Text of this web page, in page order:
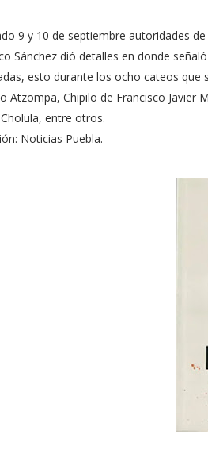
9 y 10 de septiembre autoridades
Sánchez dió detalles en donde
esto durante los ocho cateos que
Atzompa, Chipilo de Francisco Javier
entre otros.
Noticias Puebla.